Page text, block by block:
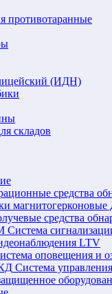
противотаранные
(ИДН)
складов
средства
средства
Система
LTV
оповещения и
Система